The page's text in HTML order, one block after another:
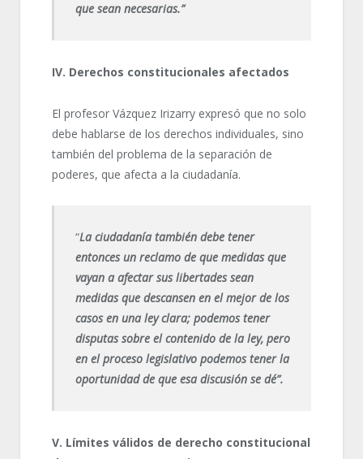
que sean necesarias.”
IV. Derechos constitucionales afectados
El profesor Vázquez Irizarry expresó que no solo
debe hablarse de los derechos individuales, sino
también del problema de la separación de
poderes, que afecta a la ciudadanía.
“La ciudadanía también debe tener
entonces un reclamo de que medidas que
vayan a afectar sus libertades sean
medidas que descansen en el mejor de los
casos en una ley clara; podemos tener
disputas sobre el contenido de la ley, pero
en el proceso legislativo podemos tener la
oportunidad de que esa discusión se dé”.
V. Límites válidos de derecho constitucional